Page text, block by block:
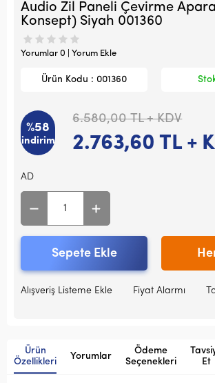
Audio Zil Paneli Çevirme
Konsept) Siyah 001360
Yorumlar 0 | Yorum Ekle
Ürün Kodu : 001360
%58
indirim
6.580,00TL + KDV
2.763,60 TL +
AD
Sepete Ekle
Alışveriş Listeme Ekle Fiyat Alarmı
Ürün
Özellikleri
Yorumlar
Ödeme
Seçenekleri
Et